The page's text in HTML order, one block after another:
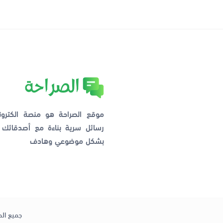
موقع الصراحة هو منصة
رسائل سرية بناءة مع
بشكل موضوعي وهادف
جميع